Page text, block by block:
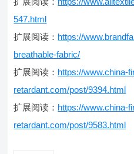
547.html
扩展阅读： https://
breathable-fabric/
扩展阅读： https://www.china-
retardant.com/post/9394.html
扩展阅读： https://www.china-
retardant.com/post/9583.html